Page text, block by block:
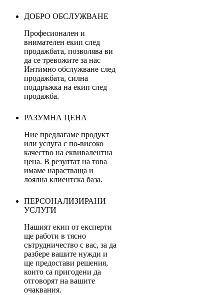
ДОБРО ОБСЛУЖВАНЕ
Професионален и
внимателен екип след
продажбата, позволява ви
да се тревожите за нас
Интимно обслужване след
продажбата, силна
поддръжка на екип след
продажба.
РАЗУМНА ЦЕНА
Ние предлагаме продукт
или услуга с по-високо
качество на еквивалентна
цена. В резултат на това
имаме нарастваща и
лоялна клиентска база.
ПЕРСОНАЛИЗИРАНИ
УСЛУГИ
Нашият екип от експерти
ще работи в тясно
сътрудничество с вас, за да
разбере вашите нужди и
ще предостави решения,
които са пригодени да
отговорят на вашите
очаквания.